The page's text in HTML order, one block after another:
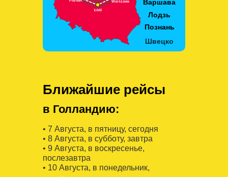
Ближайшие рейсы
в Голландию:
• 7 Августa, в пятницу, сегодня
• 8 Августa, в субботу, завтра
• 9 Августa, в воскресенье,
послезавтра
• 10 Августa, в понедельник,